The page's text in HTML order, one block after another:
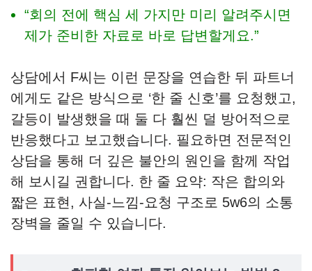
“회의 전에 핵심 세 가지만 미리 알려주시면
제가 준비한 자료로 바로 답변할게요.”
상담에서 F씨는 이런 문장을 연습한 뒤 파트너
에게도 같은 방식으로 ‘한 줄 신호’를 요청했고,
갈등이 발생했을 때 둘 다 훨씬 덜 방어적으로
반응했다고 보고했습니다. 필요하면 전문적인
상담을 통해 더 깊은 불안의 원인을 함께 작업
해 보시길 권합니다. 한 줄 요약: 작은 합의와
짧은 표현, 사실-느낌-요청 구조로 5w6의 소통
장벽을 줄일 수 있습니다.